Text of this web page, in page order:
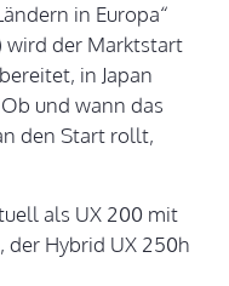
in Europa“
wird der Marktstart
in Japan
und wann das
den Start rollt,
als UX 200 mit
der Hybrid UX 250h